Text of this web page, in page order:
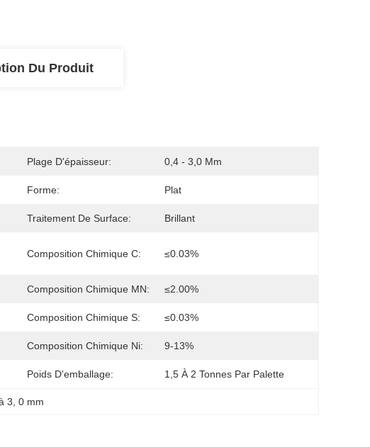
Du Produit
Plage D'épaisseur: 0,4 - 3,0 Mm
Forme: Plat
Traitement De Surface: Brillant
Composition Chimique C: ≤0.03%
Composition Chimique MN: ≤2.00%
Composition Chimique S: ≤0.03%
Composition Chimique Ni: 9-13%
Poids D'emballage: 1,5 À 2 Tonnes Par Palette
3 , 0 mm